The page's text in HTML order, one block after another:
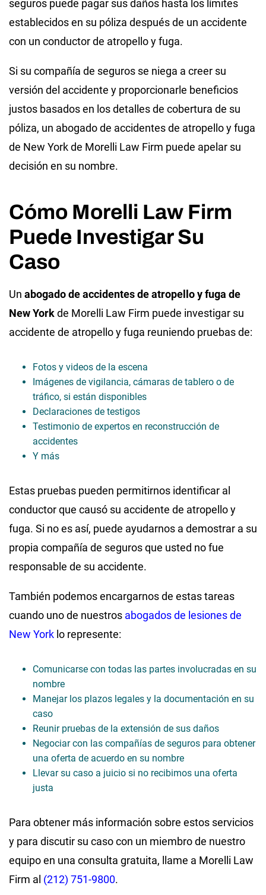
seguros puede pagar sus daños hasta los límites
establecidos en su póliza después de un accidente
con un conductor de atropello y fuga.
Si su compañía de seguros se niega a creer su
versión del accidente y proporcionarle beneficios
justos basados en los detalles de cobertura de su
póliza, un abogado de accidentes de atropello y fuga
de New York de Morelli Law Firm puede apelar su
decisión en su nombre.
Cómo Morelli Law Firm
Puede Investigar Su
Caso
Un abogado de accidentes de atropello y fuga de
New Yorkde Morelli Law Firm puede investigar su
accidente de atropello y fuga reuniendo pruebas de:
Fotos y videos de la escena
Imágenes de vigilancia, cámaras de tablero o de
tráfico, si están disponibles
Declaraciones de testigos
Testimonio de expertos en reconstrucción de
accidentes
Y más
Estas pruebas pueden permitirnos identificar al
conductor que causó su accidente de atropello y
fuga. Si no es así, puede ayudarnos a demostrar a su
propia compañía de seguros que usted no fue
responsable de su accidente.
También podemos encargarnos de estas tareas
cuando uno de nuestros abogados de lesiones de
New York lo represente:
Comunicarse con todas las partes involucradas en su
nombre
Manejar los plazos legales y la documentación en su
caso
Reunir pruebas de la extensión de sus daños
Negociar con las compañías de seguros para obtener
una oferta de acuerdo en su nombre
Llevar su caso a juicio si no recibimos una oferta
justa
Para obtener más información sobre estos servicios
y para discutir su caso con un miembro de nuestro
equipo en una consulta gratuita, llame a Morelli Law
Firm al (212) 751-9800.